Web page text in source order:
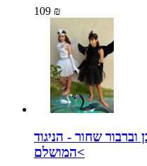
109 ₪
וברבור שחור - הניגוד
המושלם<